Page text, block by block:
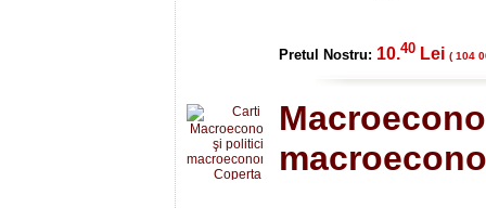
Pretul Nostru: 10.40 Lei ( 104